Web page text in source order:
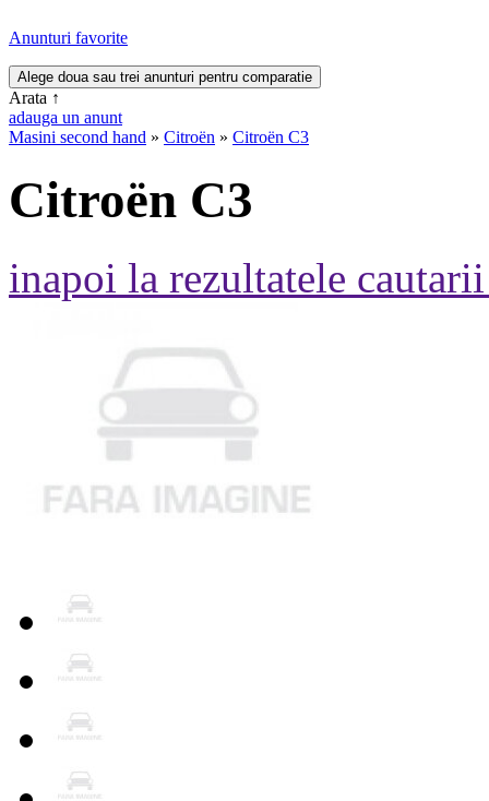
Anunturi favorite
Arata ↑
adauga un anunt
Masini second hand » Citroën » Citroën C3
Citroën C3
inapoi la rezultatele